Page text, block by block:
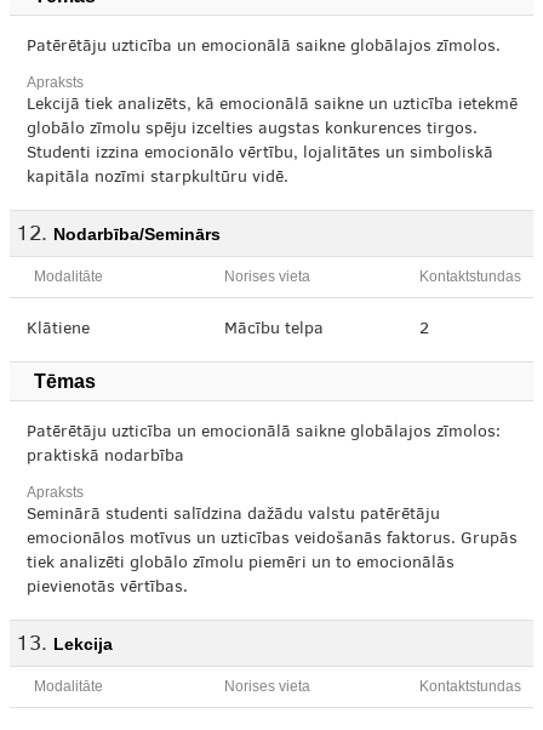
Patērētāju uzticība un emocionālā saikne globālajos zīmolos.
Apraksts
Lekcijā tiek analizēts, kā emocionālā saikne un uzticība ietekmē
globālo zīmolu spēju izcelties augstas konkurences tirgos.
Studenti izzina emocionālo vērtību, lojalitātes un simboliskā
kapitāla nozīmi starpkultūru vidē.
Nodarbība/Seminārs
Modalitāte Norises vieta Kontaktstundas
Klātiene Mācību telpa 2
Tēmas
Patērētāju uzticība un emocionālā saikne globālajos zīmolos:
praktiskā nodarbība
Apraksts
Seminārā studenti salīdzina dažādu valstu patērētāju
emocionālos motīvus un uzticības veidošanās faktorus. Grupās
tiek analizēti globālo zīmolu piemēri un to emocionālās
pievienotās vērtības.
Lekcija
Modalitāte Norises vieta Kontaktstundas